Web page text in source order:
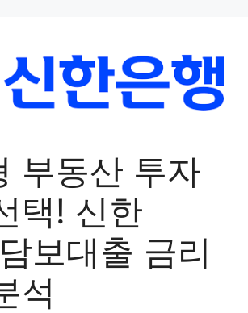
부동산 투자
택! 신한
보대출 금리
석